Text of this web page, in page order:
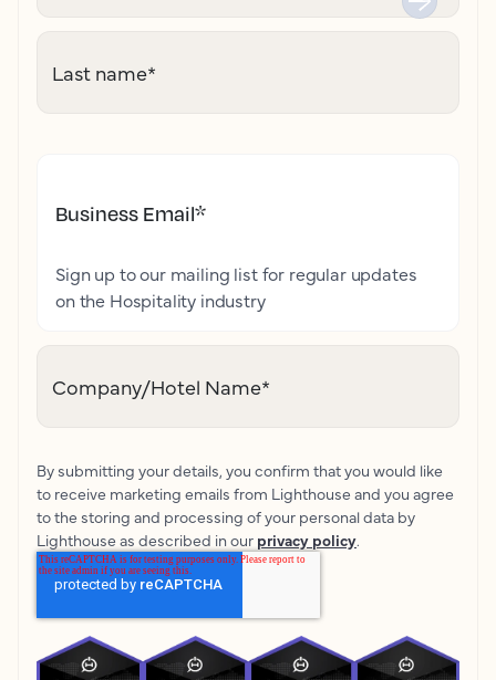
Last name*
Business Email*
Sign up to our mailing list for regular updates
on the Hospitality industry
Company/Hotel Name*
By submitting your details, you confirm that you would like
to receive marketing emails from Lighthouse and you agree
to the storing and processing of your personal data by
Lighthouse as described in our privacy policy.